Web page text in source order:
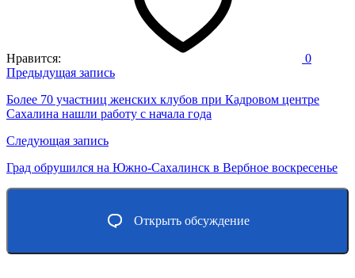
Нравится: 0
Навигация
по
записям
Предыдущая запись
Более 70 участниц женских клубов при Кадровом центре
Сахалина нашли работу с начала года
Следующая запись
Град обрушился на Южно-Сахалинск в Вербное воскресенье
Открыть обсуждение